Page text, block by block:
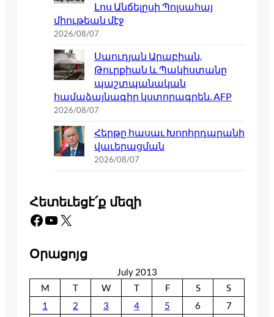
Լոս Անճելըսի Պոլսահայ
միութեան մէջ
2026/08/07
Սաուդյան Արաբիան,
Թուրքիան և Պակիստանը
պաշտպանական
համաձայնագիր կստորագրեն. AFP
2026/08/07
Հերթը հասաւ Խորհրդարանի
վաւերացման
2026/08/07
Հետեւեցէ՛ք մեզի
Facebook YouTube X
Օրացոյց
July 2013
M
T W T F S
S
1
2 3 4 5 6
7